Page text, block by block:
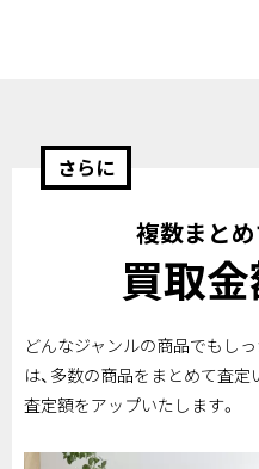
さらに
複数まと
買取
どんなジャンルの商品でもし
は、多数の商品をまとめて査
査定額をアップいたします。